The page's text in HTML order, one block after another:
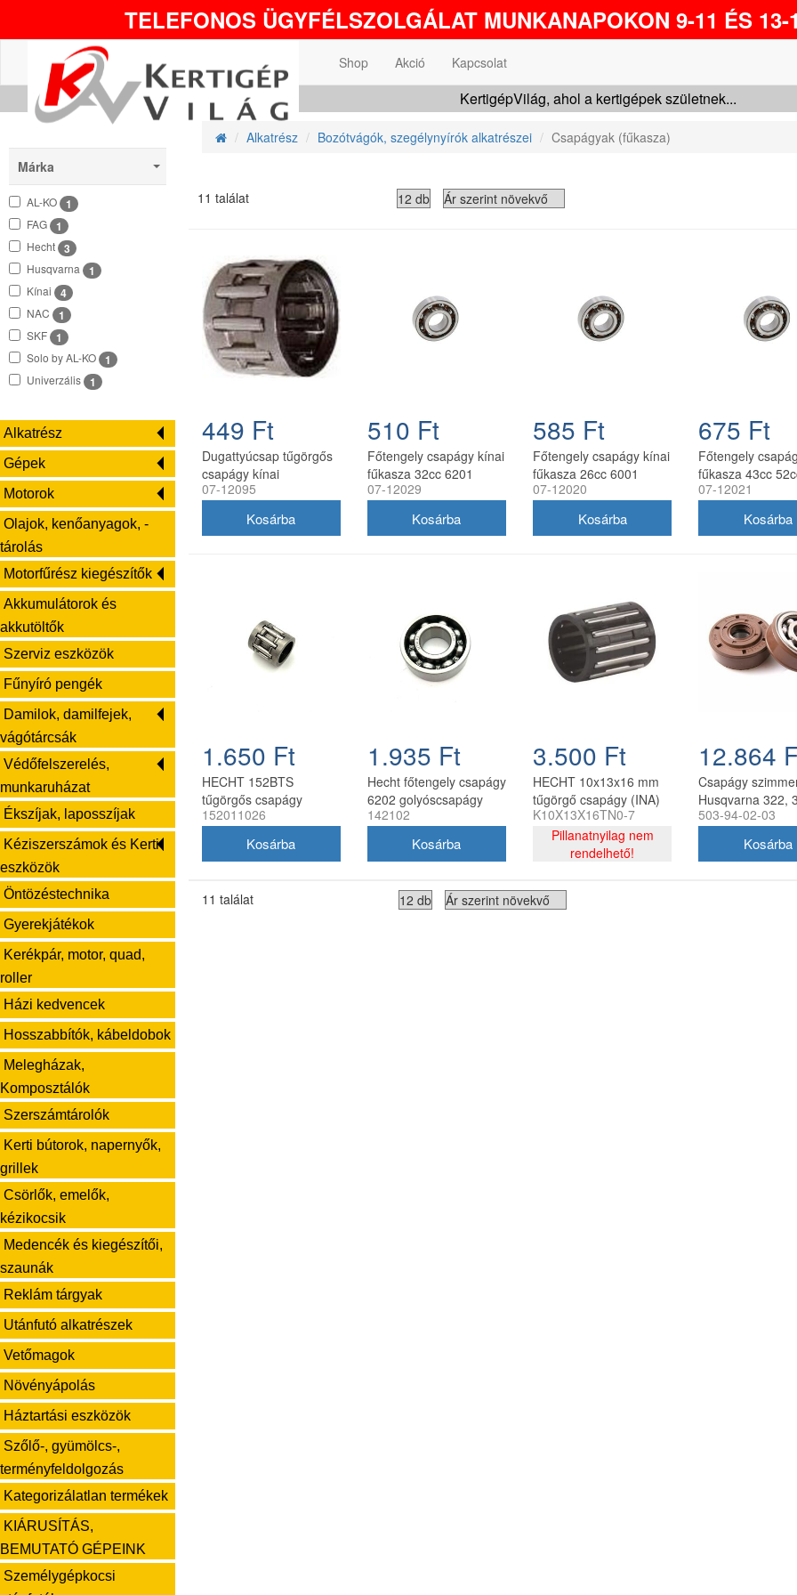
TELEFONOS ÜGYFÉLSZOLGÁLAT MUNKANAPOKON 9-11 ÉS
Shop Akció Kapcsolat
KertigépVilág, ahol a kertigépek születnek...
Márka
AL-KO 1
FAG 1
Hecht 3
Husqvarna 1
Kínai 4
NAC 1
SKF 1
Solo by AL-KO 1
Univerzális 1
Alkatrész
Gépek
Motorok
Olajok, kenőanyagok, -
tárolás
Motorfűrész kiegészítők
Akkumulátorok és
akkutöltők
Szerviz eszközök
Fűnyíró pengék
Damilok, damilfejek,
vágótárcsák
Védőfelszerelés,
munkaruházat
Ékszíjak, laposszíjak
Kéziszerszámok és Kerti
eszközök
Öntözéstechnika
Gyerekjátékok
Kerékpár, motor, quad,
roller
Házi kedvencek
Hosszabbítók, kábeldobok
Melegházak,
Komposztálók
Szerszámtárolók
Kerti bútorok, napernyők,
grillek
Csörlők, emelők,
kézikocsik
Medencék és kiegészítői,
szaunák
Reklám tárgyak
Utánfutó alkatrészek
Vetőmagok
Növényápolás
Háztartási eszközök
Szőlő-, gyümölcs-,
terményfeldolgozás
Kategorizálatlan termékek
KIÁRUSÍTÁS,
BEMUTATÓ GÉPEINK
Személygépkocsi
Alkatrész Bozótvágók, szegélynyírók alkatrészei Csapágyak (fűkasza)
11 találat
449 Ft
Dugattyúcsap tűgörgős
csapágy kínai
láncfűrészhez BP54CA-
07-12095
510 Ft
Főtengely csapágy kínai
fűkasza 32cc 6201
(12x32x10 mm)
07-12029
585 Ft
Főtengely csapágy kínai
fűkasza 26cc 6001
(12x28x8mm)
07-12020
675 Ft
Főtengely
fűkasza 43cc
15x35x11 mm
07-12021
1.650 Ft
HECHT 152BTS
tűgörgős csapágy
10x14x14.6 mm
152011026
1.935 Ft
Hecht főtengely csapágy
6202 golyóscsapágy
142102
142102
3.500 Ft
HECHT 10x13x16 mm
tűgörgő csapágy (INA)
K10X13X16TN0-7
Pillanatnyilag nem
rendelhető!
12.864
Csapágy
Husqvarna 322,
325 fűkaszához
503-94-02-03
11 találat